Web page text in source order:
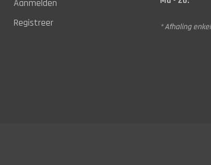
Aanmelden
Registreer
* Afhaling